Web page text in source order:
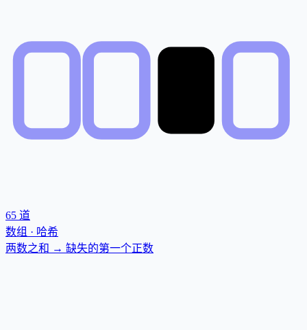
65 道
数组 · 哈希
两数之和 → 缺失的第一个正数